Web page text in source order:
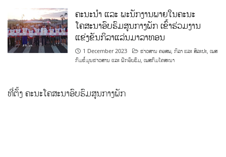
ຄະນະນຳ ແລະ ພະນັກງານພາຍໃນຄະນະ
ໂຄສະນາອົບຮົມສູນກາງພັກ ເຂົ້າຮ່ວມງານ
ແຂ່ງຂັນກິລາແລ່ນມາລາທອນ
1 December 2023 ຂ່າວສານ ຄອສພ ,ກິລາ ແລະ ສິລະປະ ,ເພສ
ກົມຂໍ້ມູນຂ່າວສານ ແລະ ຝຶກອົບຮົມ ,ເພສກົມໂຄສະນາ
ທີ່ຕັ້ງ ຄະນະໂຄສະນາອົບຮົມສູນກາງພັກ